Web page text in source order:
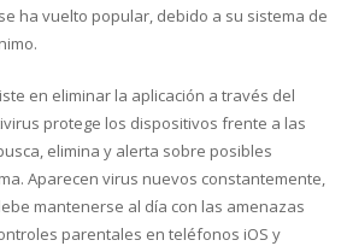
ha vuelto popular, debido a su sistema de
en eliminar la aplicación a través del
protege los dispositivos frente a las
elimina y alerta sobre posibles
Aparecen virus nuevos constantemente,
mantenerse al día con las amenazas
parentales en teléfonos iOS y